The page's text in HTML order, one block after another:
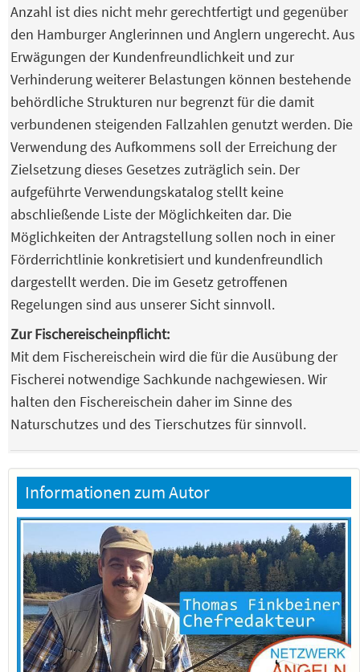
Anzahl ist dies nicht mehr gerechtfertigt und gegenüber
den Hamburger Anglerinnen und Anglern ungerecht. Aus
Erwägungen der Kundenfreundlichkeit und zur
Verhinderung weiterer Belastungen können bestehende
behördliche Strukturen nur begrenzt für die damit
verbundenen steigenden Fallzahlen genutzt werden. Die
Verwendung des Aufkommens soll der Erreichung der
Zielsetzung dieses Gesetzes zuträglich sein. Der
aufgeführte Verwendungskatalog stellt keine
abschließende Liste der Möglichkeiten dar. Die
Möglichkeiten der Antragstellung sollen noch in einer
Förderrichtlinie konkretisiert und kundenfreundlich
dargestellt werden. Die im Gesetz getroffenen
Regelungen sind aus unserer Sicht sinnvoll.
Zur Fischereischeinpflicht:
Mit dem Fischereischein wird die für die Ausübung der
Fischerei notwendige Sachkunde nachgewiesen. Wir
halten den Fischereischein daher im Sinne des
Naturschutzes und des Tierschutzes für sinnvoll.
Informationen zum Autor